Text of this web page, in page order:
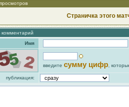
Страничка этого
комментарий
Имя
введите сумму цифр ,
публикация: